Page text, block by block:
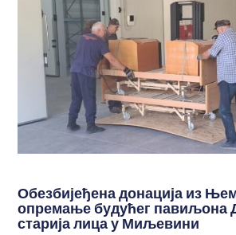
Обезбијеђена донација из
опремање будућег павиљона
старија лица у Миљевини